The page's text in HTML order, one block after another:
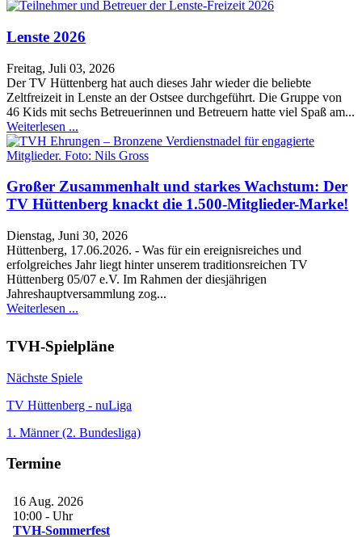
Lenste 2026
Freitag, Juli 03, 2026
Der TV Hüttenberg hat auch dieses Jahr wieder die beliebte
Zeltfreizeit in Lenste an der Ostsee durchgeführt. Die Gruppe von
46 Kids mit sechs Betreuerinnen und Betreuern hatte viel Spaß am...
Weiterlesen ...
Großer Zusammenhalt und starkes Wachstum: Der
TV Hüttenberg knackt die 1.500-Mitglieder-Marke!
Dienstag, Juni 30, 2026
Hüttenberg, 17.06.2026. - Was für ein ereignisreiches und
erfolgreiches Jahr liegt hinter unserem traditionsreichen TV
Hüttenberg 05/07 e.V. Im Rahmen der diesjährigen
Jahreshauptversammlung zog...
Weiterlesen ...
TVH-Spielpläne
Nächste Spiele
TV Hüttenberg - nuLiga
1. Männer (2. Bundesliga)
Termine
16 Aug. 2026
10:00 - Uhr
TVH-Sommerfest